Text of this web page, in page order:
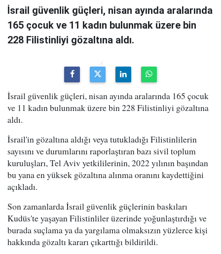
İsrail güvenlik güçleri, nisan ayında aralarında
165 çocuk ve 11 kadın bulunmak üzere bin
228 Filistinliyi gözaltına aldı.
İsrail güvenlik güçleri, nisan ayında aralarında 165 çocuk
ve 11 kadın bulunmak üzere bin 228 Filistinliyi gözaltına
aldı.
İsrail'in gözaltına aldığı veya tutukladığı Filistinlilerin
sayısını ve durumlarını raporlaştıran bazı sivil toplum
kuruluşları, Tel Aviv yetkililerinin, 2022 yılının başından
bu yana en yüksek gözaltına alınma oranını kaydettiğini
açıkladı.
Son zamanlarda İsrail güvenlik güçlerinin baskıları
Kudüs'te yaşayan Filistinliler üzerinde yoğunlaştırdığı ve
burada suçlama ya da yargılama olmaksızın yüzlerce kişi
hakkında gözaltı kararı çıkarttığı bildirildi.